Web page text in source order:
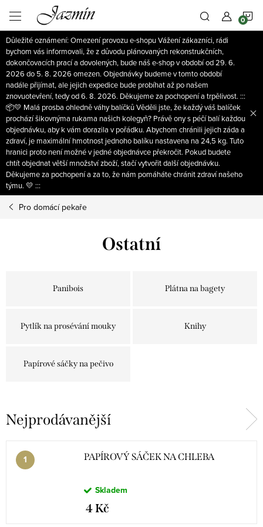
obsah
Důležité oznámení: Omezení provozu e-shopu Vážení zákazníci, rádi
bychom vás informovali, že z důvodu plánovaných rekonstrukčních,
dokončovacích prací a dovolených, bude náš e-shop v období od 29. 6.
2026 do 5. 8. 2026 omezen. Objednávky budeme v tomto období
nadále přijímat, ale jejich expedice bude probíhat až po našem
znovuotevření, tedy od 6. 8. 2026. Děkujeme za pochopení a trpělivost. :::
📦💛 Malá prosba ohledně váhy balíčků Věděli jste, že každý váš balíček
prochází šikovnýma rukama našich kolegyň? Právě ony s péčí balí každou
objednávku, aby k vám dorazila v pořádku. Abychom chránili jejich záda a
zdraví, je maximální hmotnost jednoho balíku nastavena na 24,5 kg. Tuto
hranici proto není možné v jedné objednávce překročit. Pokud budete
chtít objednat větší množství zboží, stačí vytvořit další objednávku.
Děkujeme za pochopení a za to, že nám pomáháte chránit zdraví našeho
týmu. 💛 :::
Pro domácí pekaře
Ostatní
Panibois Plátna na bagety
Pytlík na prosévání mouky Knihy
Papírové sáčky na pečivo
Nejprodávanější
PAPÍROVÝ SÁČEK NA CHLEBA
Skladem
4 Kč